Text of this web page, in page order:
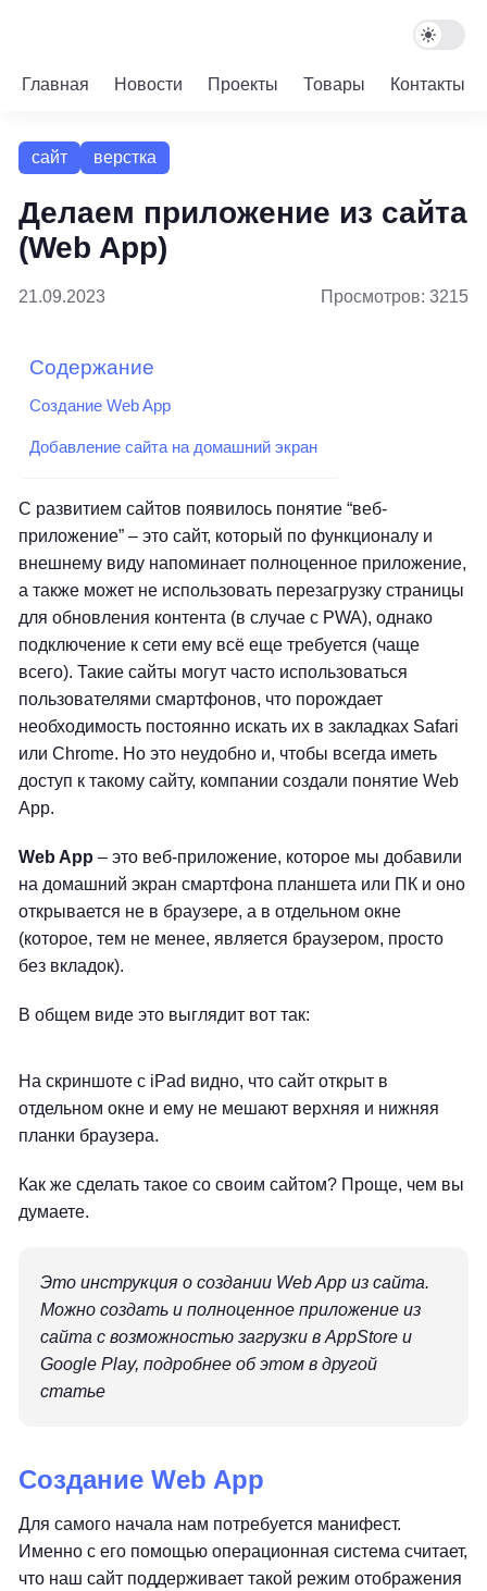
Главная Новости Проекты Товары Контакты
сайт верстка
Делаем приложение из сайта
(Web App)
21.09.2023 Просмотров: 3215
Содержание
Создание Web App
Добавление сайта на домашний экран
С развитием сайтов появилось понятие “веб-
приложение” – это сайт, который по функционалу и
внешнему виду напоминает полноценное приложение,
а также может не использовать перезагрузку страницы
для обновления контента (в случае с PWA), однако
подключение к сети ему всё еще требуется (чаще
всего). Такие сайты могут часто использоваться
пользователями смартфонов, что порождает
необходимость постоянно искать их в закладках Safari
или Сhrome. Но это неудобно и, чтобы всегда иметь
доступ к такому сайту, компании создали понятие Web
App.
Web App – это веб-приложение, которое мы добавили
на домашний экран смартфона планшета или ПК и оно
открывается не в браузере, а в отдельном окне
(которое, тем не менее, является браузером, просто
без вкладок).
В общем виде это выглядит вот так:
На скриншоте с iPad видно, что сайт открыт в
отдельном окне и ему не мешают верхняя и нижняя
планки браузера.
Как же сделать такое со своим сайтом? Проще, чем вы
думаете.
Это инструкция о создании Web App из сайта.
Можно создать и полноценное приложение из
сайта с возможностью загрузки в AppStore и
Google Play, подробнее об этом в другой
статье
Создание Web App
Для самого начала нам потребуется манифест.
Именно с его помощью операционная система считает,
что наш сайт поддерживает такой режим отображения